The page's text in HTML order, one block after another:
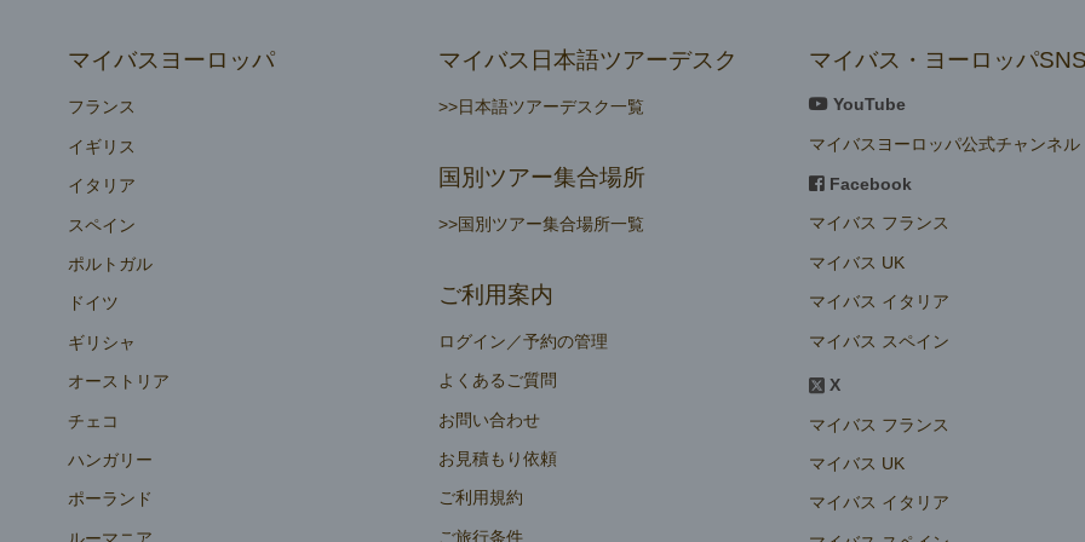
マイバスヨーロッパ
フランス
イギリス
イタリア
スペイン
ポルトガル
ドイツ
ギリシャ
オーストリア
チェコ
ハンガリー
ポーランド
ルーマニア
マイバス日本語ツアーデスク
>>日本語ツアーデスク一覧
国別ツアー集合場所
>>国別ツアー集合場所一覧
ご利用案内
ログイン／予約の管理
よくあるご質問
お問い合わせ
お見積もり依頼
ご利用規約
ご旅行条件
マイバス・ヨーロッパ
YouTube
マイバスヨーロッパ公式チャンネル
Facebook
マイバス フランス
マイバス UK
マイバス イタリア
マイバス スペイン
X
マイバス フランス
マイバス UK
マイバス イタリア